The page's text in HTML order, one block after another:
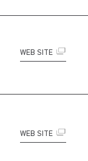
WEB SITE
WEB SITE